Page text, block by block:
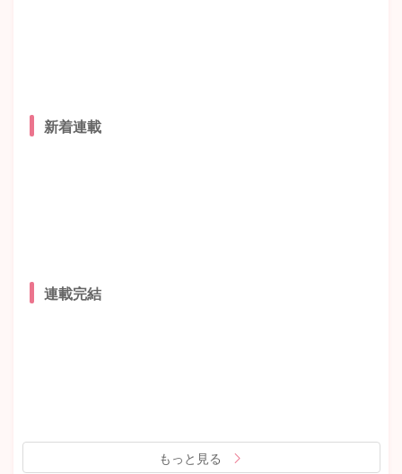
新着連載
連載完結
もっと見る